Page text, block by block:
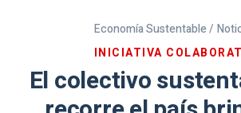
Economía Sustentable /
INICIATIVA
El colectivo